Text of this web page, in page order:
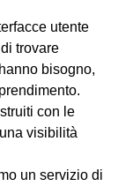
utente
trovare
bisogno,
con le
visibilità
un servizio di